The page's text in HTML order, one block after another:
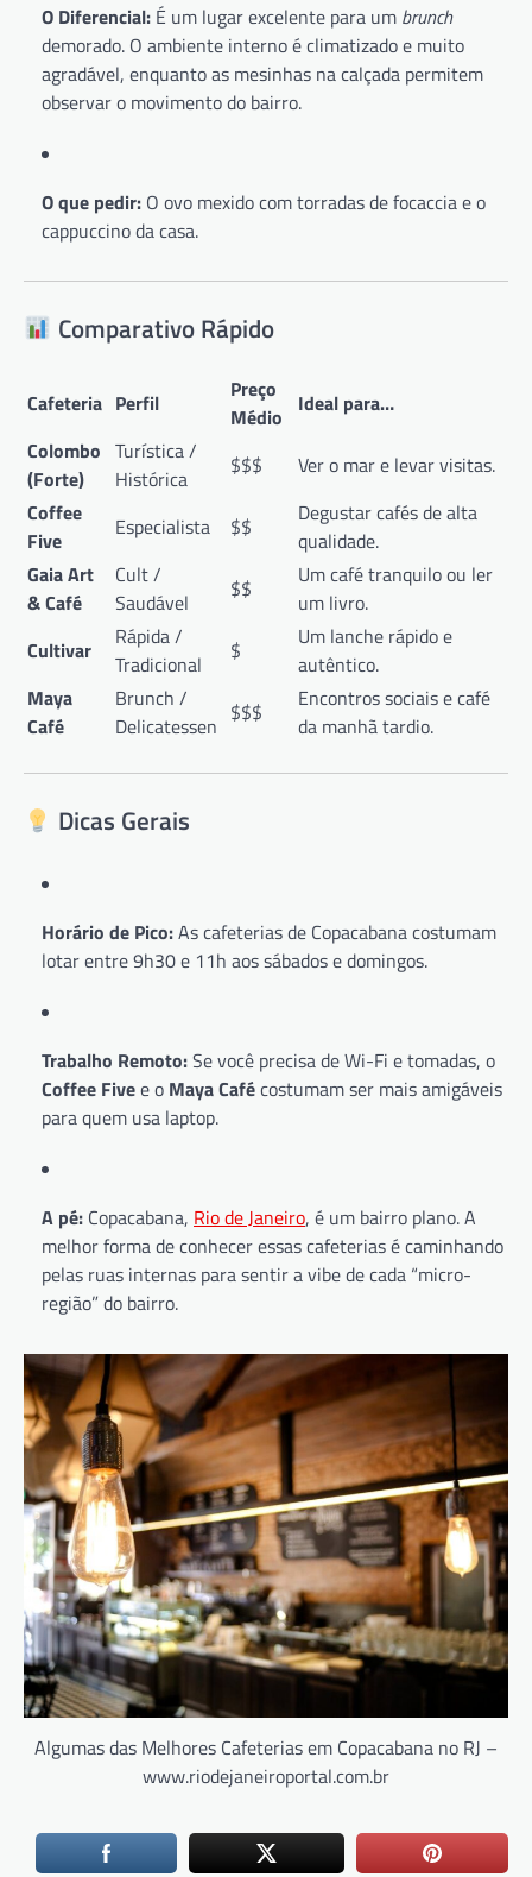
O Diferencial: É um lugar excelente para um brunch
demorado. O ambiente interno é climatizado e muito
agradável, enquanto as mesinhas na calçada permitem
observar o movimento do bairro.
O que pedir: O ovo mexido com torradas de focaccia e o
cappuccino da casa.
Comparativo Rápido
Cafeteria Perfil
Preço
Médio
Ideal para…
Colombo
(Forte)
Turística /
Histórica
$$$
Ver o mar e levar visitas.
Coffee
Five
Especialista $$
Degustar cafés de alta
qualidade.
Gaia Art
& Café
Cult /
Saudável
$$
Um café tranquilo ou ler
um livro.
Cultivar
Rápida /
Tradicional
$
Um lanche rápido e
autêntico.
Maya
Café
Brunch /
Delicatessen $$$
Encontros sociais e café
da manhã tardio.
Dicas Gerais
Horário de Pico:As cafeterias de Copacabana costumam
lotar entre 9h30 e 11h aos sábados e domingos.
Trabalho Remoto:Se você precisa de Wi-Fi e tomadas, o
Coffee Fivee o Maya Cafécostumam ser mais amigáveis
para quem usa laptop.
A pé: Copacabana, Rio de Janeiro, é um bairro plano. A
melhor forma de conhecer essas cafeterias é caminhando
pelas ruas internas para sentir a vibe de cada “micro-
região” do bairro.
Algumas das Melhores Cafeterias em Copacabana no RJ –
www.riodejaneiroportal.com.br